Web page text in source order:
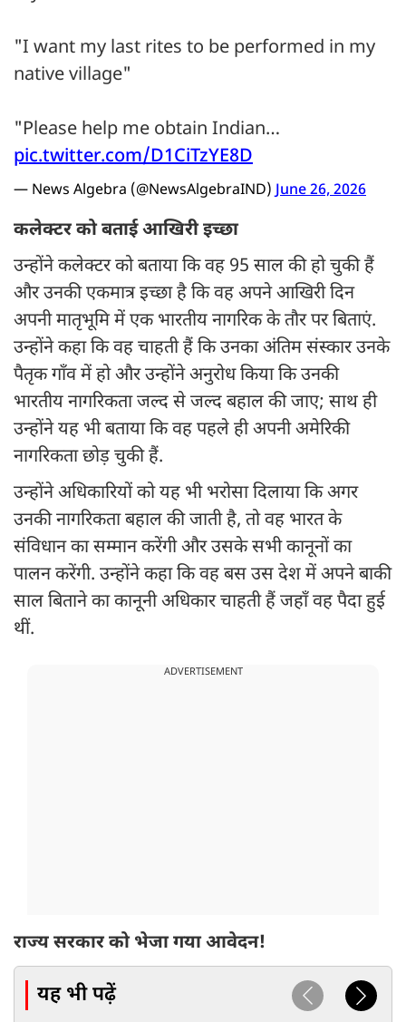
"I want my last rites to be performed in my
native village"
"Please help me obtain Indian…
pic.twitter.com/D1CiTzYE8D
— News Algebra (@NewsAlgebraIND)June 26, 2026
कलेक्टर को बताई आखिरी इच्छा
उन्होंने कलेक्टर को बताया कि वह 95 साल की हो चुकी हैं
और उनकी एकमात्र इच्छा है कि वह अपने आखिरी दिन
अपनी मातृभूमि में एक भारतीय नागरिक के तौर पर बिताएं.
उन्होंने कहा कि वह चाहती हैं कि उनका अंतिम संस्कार उनके
पैतृक गाँव में हो और उन्होंने अनुरोध किया कि उनकी
भारतीय नागरिकता जल्द से जल्द बहाल की जाए; साथ ही
उन्होंने यह भी बताया कि वह पहले ही अपनी अमेरिकी
नागरिकता छोड़ चुकी हैं.
उन्होंने अधिकारियों को यह भी भरोसा दिलाया कि अगर
उनकी नागरिकता बहाल की जाती है, तो वह भारत के
संविधान का सम्मान करेंगी और उसके सभी कानूनों का
पालन करेंगी. उन्होंने कहा कि वह बस उस देश में अपने बाकी
साल बिताने का कानूनी अधिकार चाहती हैं जहाँ वह पैदा हुई
थीं.
ADVERTISEMENT
राज्य सरकार को भेजा गया आवेदन!
यह भी पढ़ें